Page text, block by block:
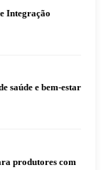
Integração
saúde e bem-estar
produtores com